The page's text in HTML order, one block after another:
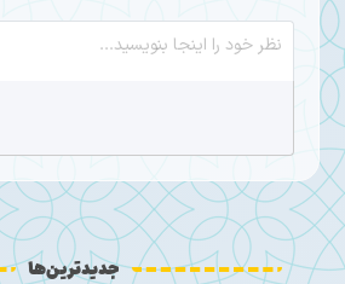
جدیدترین‌ها